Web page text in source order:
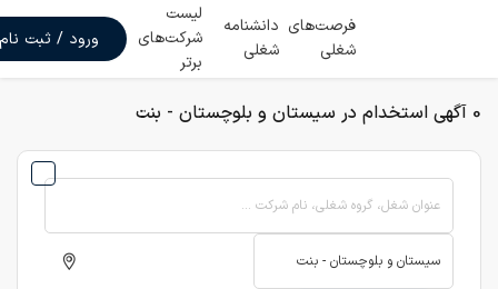
فرصت‌های
شغلی
دانشنامه
شغلی
لیست
شرکت‌های
برتر
ورود / ثبت نام
0 آگهی استخدام در سیستان و بلوچستان - بنت
عنوان شغل، گروه شغلی، نام شرکت ...